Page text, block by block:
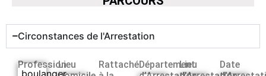
Circonstances de l'Arrestation
Profession
boulanger
Lieu
RattachéDépartement
Lieu
Date